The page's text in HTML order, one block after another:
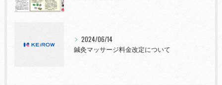
2024/06/14
鍼灸マッサージ料金改定について